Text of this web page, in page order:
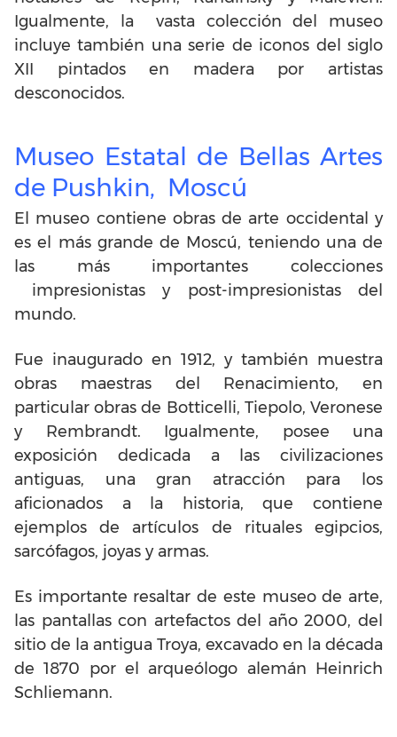
Igualmente, la vasta colección del museo
incluye también una serie de iconos del siglo
XII pintados en madera por artistas
desconocidos.
Museo Estatal de Bellas Artes
de Pushkin, Moscú
El museo contiene obras de arte occidental y
es el más grande de Moscú, teniendo una de
las más importantes colecciones
impresionistas y post-impresionistas del
mundo.
Fue inaugurado en 1912, y también muestra
obras maestras del Renacimiento, en
particular obras de Botticelli, Tiepolo, Veronese
y Rembrandt. Igualmente, posee una
exposición dedicada a las civilizaciones
antiguas, una gran atracción para los
aficionados a la historia, que contiene
ejemplos de artículos de rituales egipcios,
sarcófagos, joyas y armas.
Es importante resaltar de este museo de arte,
las pantallas con artefactos del año 2000, del
sitio de la antigua Troya, excavado en la década
de 1870 por el arqueólogo alemán Heinrich
Schliemann.